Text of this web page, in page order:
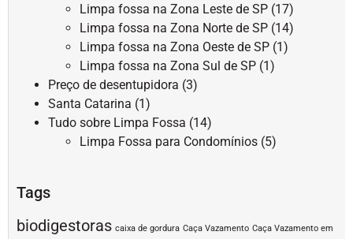
Limpa fossa na Zona Leste de SP (17)
Limpa fossa na Zona Norte de SP (14)
Limpa fossa na Zona Oeste de SP (1)
Limpa fossa na Zona Sul de SP (1)
Preço de desentupidora (3)
Santa Catarina (1)
Tudo sobre Limpa Fossa (14)
Limpa Fossa para Condomínios (5)
Tags
biodigestoras caixa de gordura Caça Vazamento Caça Vazamento em